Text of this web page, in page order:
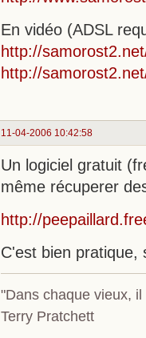
En vidéo (ADSL
http://
http://
11-04-2006 10:42:58
Un logiciel gratuit
même récuperer
http://
C'est bien pratique,
"Dans chaque vieux,
Terry Pratchett